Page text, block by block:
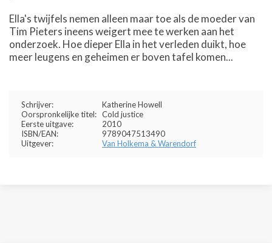
Ella's twijfels nemen alleen maar toe als de moeder van
Tim Pieters ineens weigert mee te werken aan het
onderzoek. Hoe dieper Ella in het verleden duikt, hoe
meer leugens en geheimen er boven tafel komen...
Schrijver:
Katherine Howell
Oorspronkelijke titel: Cold justice
Eerste uitgave:
2010
ISBN/EAN:
9789047513490
Uitgever:
Van Holkema & Warendorf